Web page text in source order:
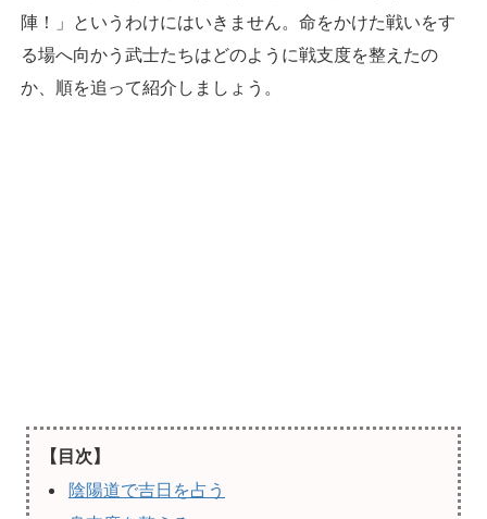
陣！」というわけにはいきません。命をかけた戦いをす
る場へ向かう武士たちはどのように戦支度を整えたの
か、順を追って紹介しましょう。
【目次】
陰陽道で吉日を占う